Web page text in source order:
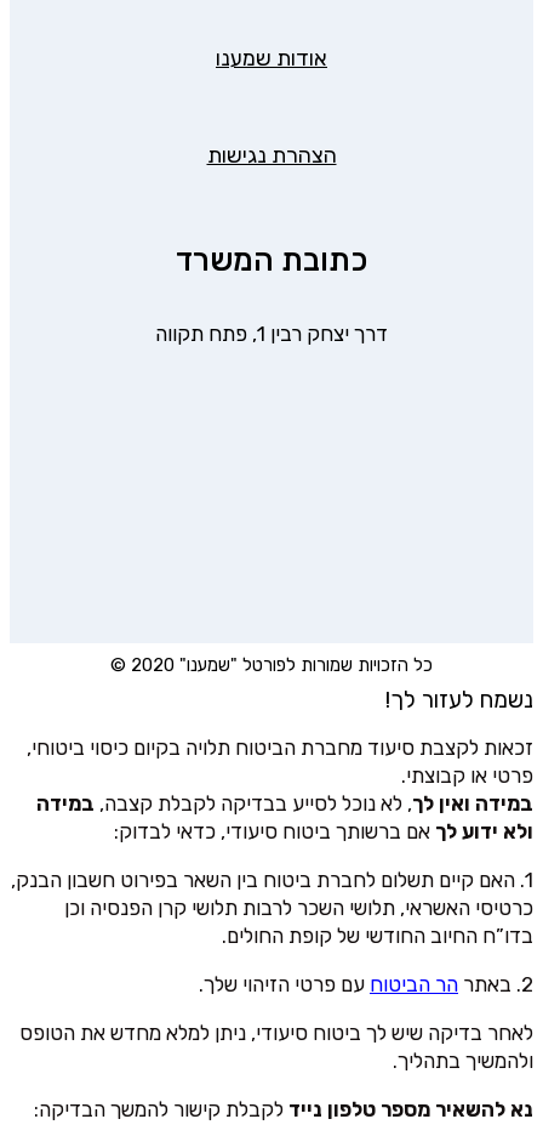
אודות שמענו
הצהרת נגישות
כתובת המשרד
דרך יצחק רבין 1, פתח תקווה
כל הזכויות שמורות לפורטל "שמענו" 2020 ©
נשמח לעזור לך!
זכאות לקצבת סיעוד מחברת הביטוח תלויה בקיום כיסוי ביטוחי,
פרטי או קבוצתי.
במידה ואין לך, לא נוכל לסייע בבדיקה לקבלת קצבה, במידה
ולא ידוע לך אם ברשותך ביטוח סיעודי, כדאי לבדוק:
1. האם קיים תשלום לחברת ביטוח בין השאר בפירוט חשבון הבנק,
כרטיסי האשראי, תלושי השכר לרבות תלושי קרן הפנסיה וכן
בדו”ח החיוב החודשי של קופת החולים.
2. באתר
הר הביטוח עם פרטי הזיהוי שלך.
לאחר בדיקה שיש לך ביטוח סיעודי, ניתן למלא מחדש את הטופס
ולהמשיך בתהליך.
נא להשאיר מספר טלפון נייד לקבלת קישור להמשך הבדיקה: